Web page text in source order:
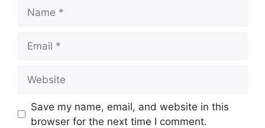
Save my name, email, and website in this
browser for the next time I comment.